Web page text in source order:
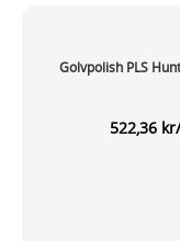
Golvpolish PLS
522,36